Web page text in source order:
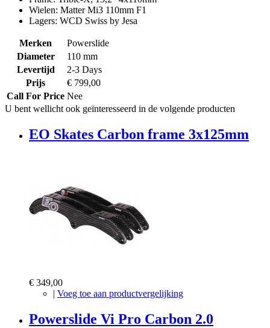
Wielen: Matter Mi3 110mm F1
Lagers: WCD Swiss by Jesa
Merken
Powerslide
Diameter
110 mm
Levertijd
2-3 Days
Prijs
€ 799,00
Call For Price Nee
U bent wellicht ook geïnteresseerd in de volgende producten
EO Skates Carbon frame 3x125mm
€ 349,00
| Voeg toe aan productvergelijking
Powerslide Vi Pro Carbon 2.0